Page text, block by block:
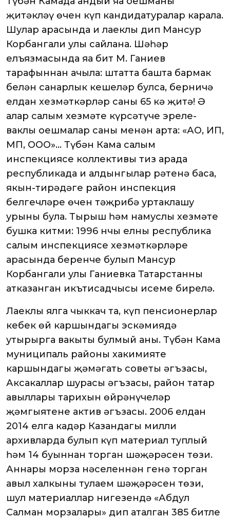
җитәкләү өчен күп кандидатуралар карала.
Шулар арасында иң лаеклы дип Мансур
Корбангали улы сайлана. Шәһәр
елъязмасында яңа бит М. Ганиев
тарафыннан ачыла: штатта башта бармак
белән санарлык кешеләр булса, берничә
елдан хезмәткәрләр саны 65 кә җитә! Ә
алар салым хезмәте күрсәтүче эреле-
ваклы оешмалар саны меңнән арта: «АО, ИП,
МП, ООО»… Түбән Кама салым
инспекциясе коллективы тиз арада
республикада иң алдынгылар рәтенә баса,
якын-тирәдәге район инспекция
белгечләре өчен тәҗрибә уртаклашу
урыны була. Тырыш һәм намуслы хезмәте
бушка китми: 1996 нчы елны республика
салым инспекциясе хезмәткәрләре
арасында беренче булып Мансур
Корбангали улы Ганиевка Татарстанның
атказанган икътисадчысы исеме бирелә.
Лаеклы ялга чыккач та, күп пенсионерлар
кебек өй каршындагы эскәмиядә
утырырга вакыты булмый аның. Түбән Кама
муниципаль районы хакимияте
каршындагы җәмәгать советы әгъзасы,
Аксакаллар шурасы әгъзасы, район татар
авыллары тарихын өйрәнүчеләр
җәмгыятенең актив әгъзасы. 2006 елдан
2014 елга кадәр Казандагы милли
архивларда булып күп материал туплый
һәм 14 буыннан торган шәҗәрәсен төзи.
Аннары морза нәселеннән генә торган
авыл халкының тулаем шәҗәрәсен төзи,
шул материаллар нигезендә «Абдул
Салман морзалары» дип аталган 385 битле